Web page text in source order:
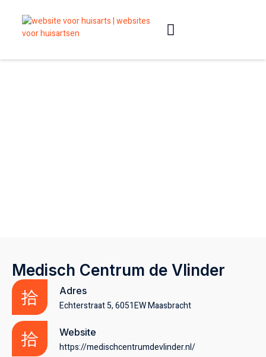
Medisch Centrum de Vlinder
Adres
Echterstraat 5, 6051EW Maasbracht
Website
https://medischcentrumdevlinder.nl/